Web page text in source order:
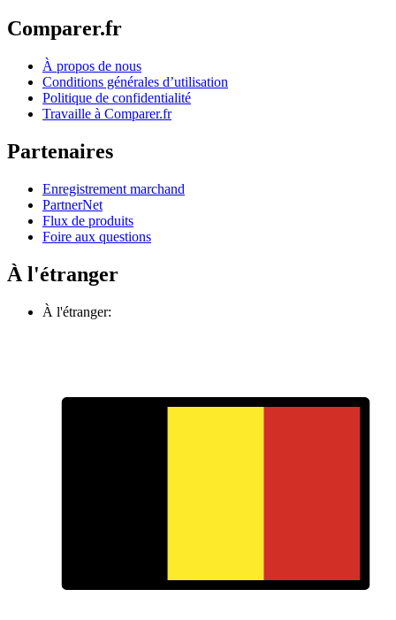
Comparer.fr
À propos de nous
Conditions générales d’utilisation
Politique de confidentialité
Travaille à Comparer.fr
Partenaires
Enregistrement marchand
PartnerNet
Flux de produits
Foire aux questions
À l'étranger
À l'étranger: